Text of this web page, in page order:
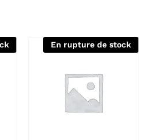
En rupture de stock